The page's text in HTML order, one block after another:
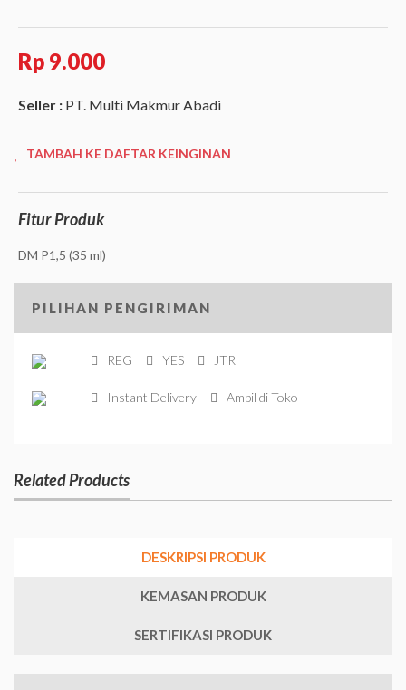
Rp 9.000
Seller : PT. Multi Makmur Abadi
TAMBAH KE DAFTAR KEINGINAN
Fitur Produk
DM P1,5 (35 ml)
PILIHAN PENGIRIMAN
REG YES JTR
Instant Delivery Ambil di Toko
Related Products
DESKRIPSI PRODUK
KEMASAN PRODUK
SERTIFIKASI PRODUK